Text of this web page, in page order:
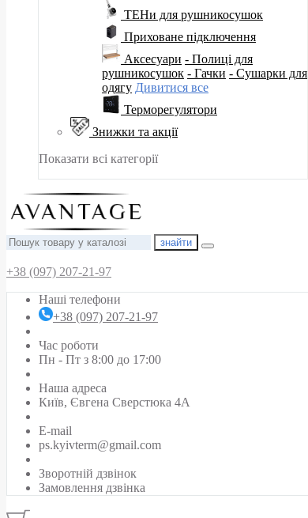
ТЕНи для рушникосушок
Приховане підключення
Аксесуари - Полиці для
рушникосушок - Гачки - Сушарки для
одягу Дивитися все
Терморегулятори
Знижки та акції
Показати всі категорії
знайти
+38 (097) 207-21-97
Наші телефони
+38 (097) 207-21-97
Час роботи
Пн - Пт з 8:00 до 17:00
Наша адреса
Київ, Євгена Сверстюка 4А
E-mail
ps.kyivterm@gmail.com
Зворотній дзвінок
Замовлення дзвінка